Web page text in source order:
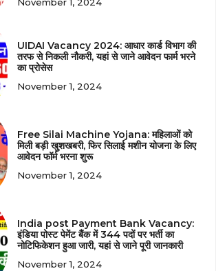
November 1, 2024
UIDAI Vacancy 2024: आधार कार्ड विभाग की
तरफ से निकली नौकरी, यहां से जाने आवेदन फार्म भरने
का प्रोसेस
November 1, 2024
Free Silai Machine Yojana: महिलाओं को
मिली बड़ी खुशखबरी, फिर सिलाई मशीन योजना के लिए
आवेदन फॉर्म भरना शुरू
November 1, 2024
India post Payment Bank Vacancy:
इंडिया पोस्ट पेमेंट बैंक में 344 पदों पर भर्ती का
नोटिफिकेशन हुआ जारी, यहां से जाने पूरी जानकारी
November 1, 2024